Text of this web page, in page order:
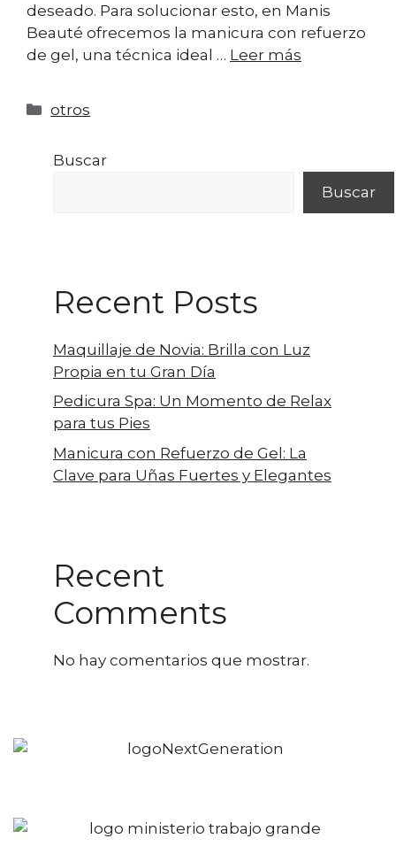
deseado. Para solucionar esto, en Manis
Beauté ofrecemos la manicura con refuerzo
de gel, una técnica ideal … Leer más
otros
Buscar
Buscar
Recent Posts
Maquillaje de Novia: Brilla con Luz
Propia en tu Gran Día
Pedicura Spa: Un Momento de Relax
para tus Pies
Manicura con Refuerzo de Gel: La
Clave para Uñas Fuertes y Elegantes
Recent
Comments
No hay comentarios que mostrar.